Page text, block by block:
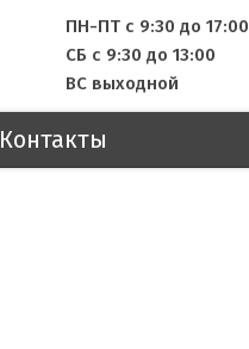
ПН-ПТ с 9:30 до 17:00
СБ с 9:30 до 13:00
ВС выходной
Контакты